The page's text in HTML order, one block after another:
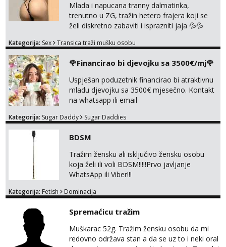
Mlada i napucana tranny dalmatinka,
trenutno u ZG, tražin hetero frajera koji se
želi diskretno zabaviti i isprazniti jaja 💦💦
Jako držin do sebe, NE naplaćujen. Zabavljan
dostupna jer mi je ovo samo povremena
zabava. Ulovi me, uživati ćeš 😉 Moje slike
vidiš, uživo san još bolja, bez neugodnih izn...
Kategorija: Sex Transica traži mušku osobu
🌹Financirao bi djevojku sa 3500€/mj🌹
Uspješan poduzetnik financirao bi atraktivnu
mladu djevojku sa 3500€ mjesečno. Kontakt
na whatsapp ili email
Kategorija: Sugar Daddy Sugar Daddies
BDSM
Tražim žensku ali isključivo žensku osobu
koja želi ili voli BDSM!!!!!Prvo javljanje
WhatsApp ili Viber!!!
Kategorija: Fetish Dominacija
Spremaćicu tražim
Muškarac 52g. Tražim žensku osobu da mi
redovno održava stan a da se uz to i neki oral